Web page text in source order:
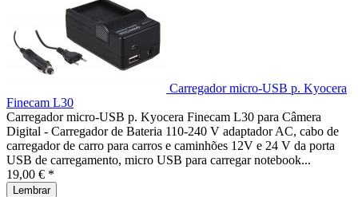
Carregador micro-USB p. Kyocera
Finecam L30
Carregador micro-USB p. Kyocera Finecam L30 para Câmera
Digital - Carregador de Bateria 110-240 V adaptador AC, cabo de
carregador de carro para carros e caminhões 12V e 24 V da porta
USB de carregamento, micro USB para carregar notebook...
19,00 € *
Lembrar